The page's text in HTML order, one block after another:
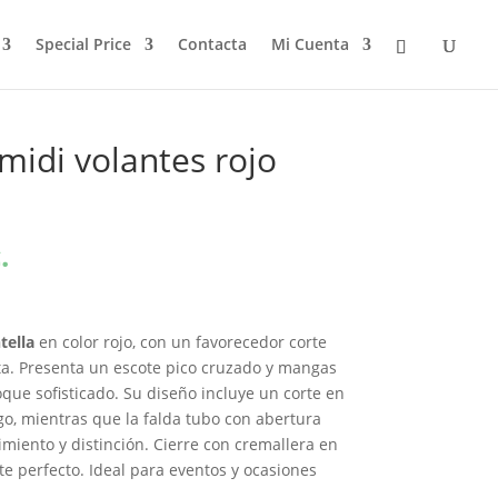
Special Price Contacta Mi Cuenta
volantes rojo
en color rojo, con un favorecedor corte
Presenta un escote pico cruzado y mangas
sofisticado. Su diseño incluye un corte en
mientras que la falda tubo con abertura
y distinción. Cierre con cremallera en
perfecto. Ideal para eventos y ocasiones